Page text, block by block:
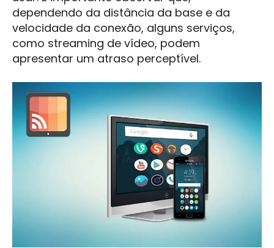
dependendo da distância da base e da
velocidade da conexão, alguns serviços,
como streaming de vídeo, podem
apresentar um atraso perceptível.